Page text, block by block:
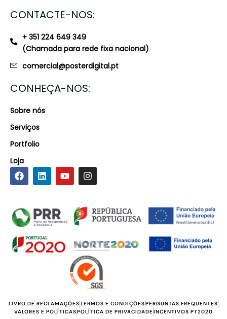
CONTACTE-NOS:
+ 351 224 649 349
(Chamada para rede fixa nacional)
comercial@posterdigital.pt
CONHEÇA-NOS:
Sobre nós
Serviços
Portfolio
Loja
LIVRO DE RECLAMAÇÕESTERMOS E CONDIÇÕESPERGUNTAS FREQUENTES
VALORES E POLÍTICASPOLÍTICA DE PRIVACIDADEINCENTIVOS PT2020